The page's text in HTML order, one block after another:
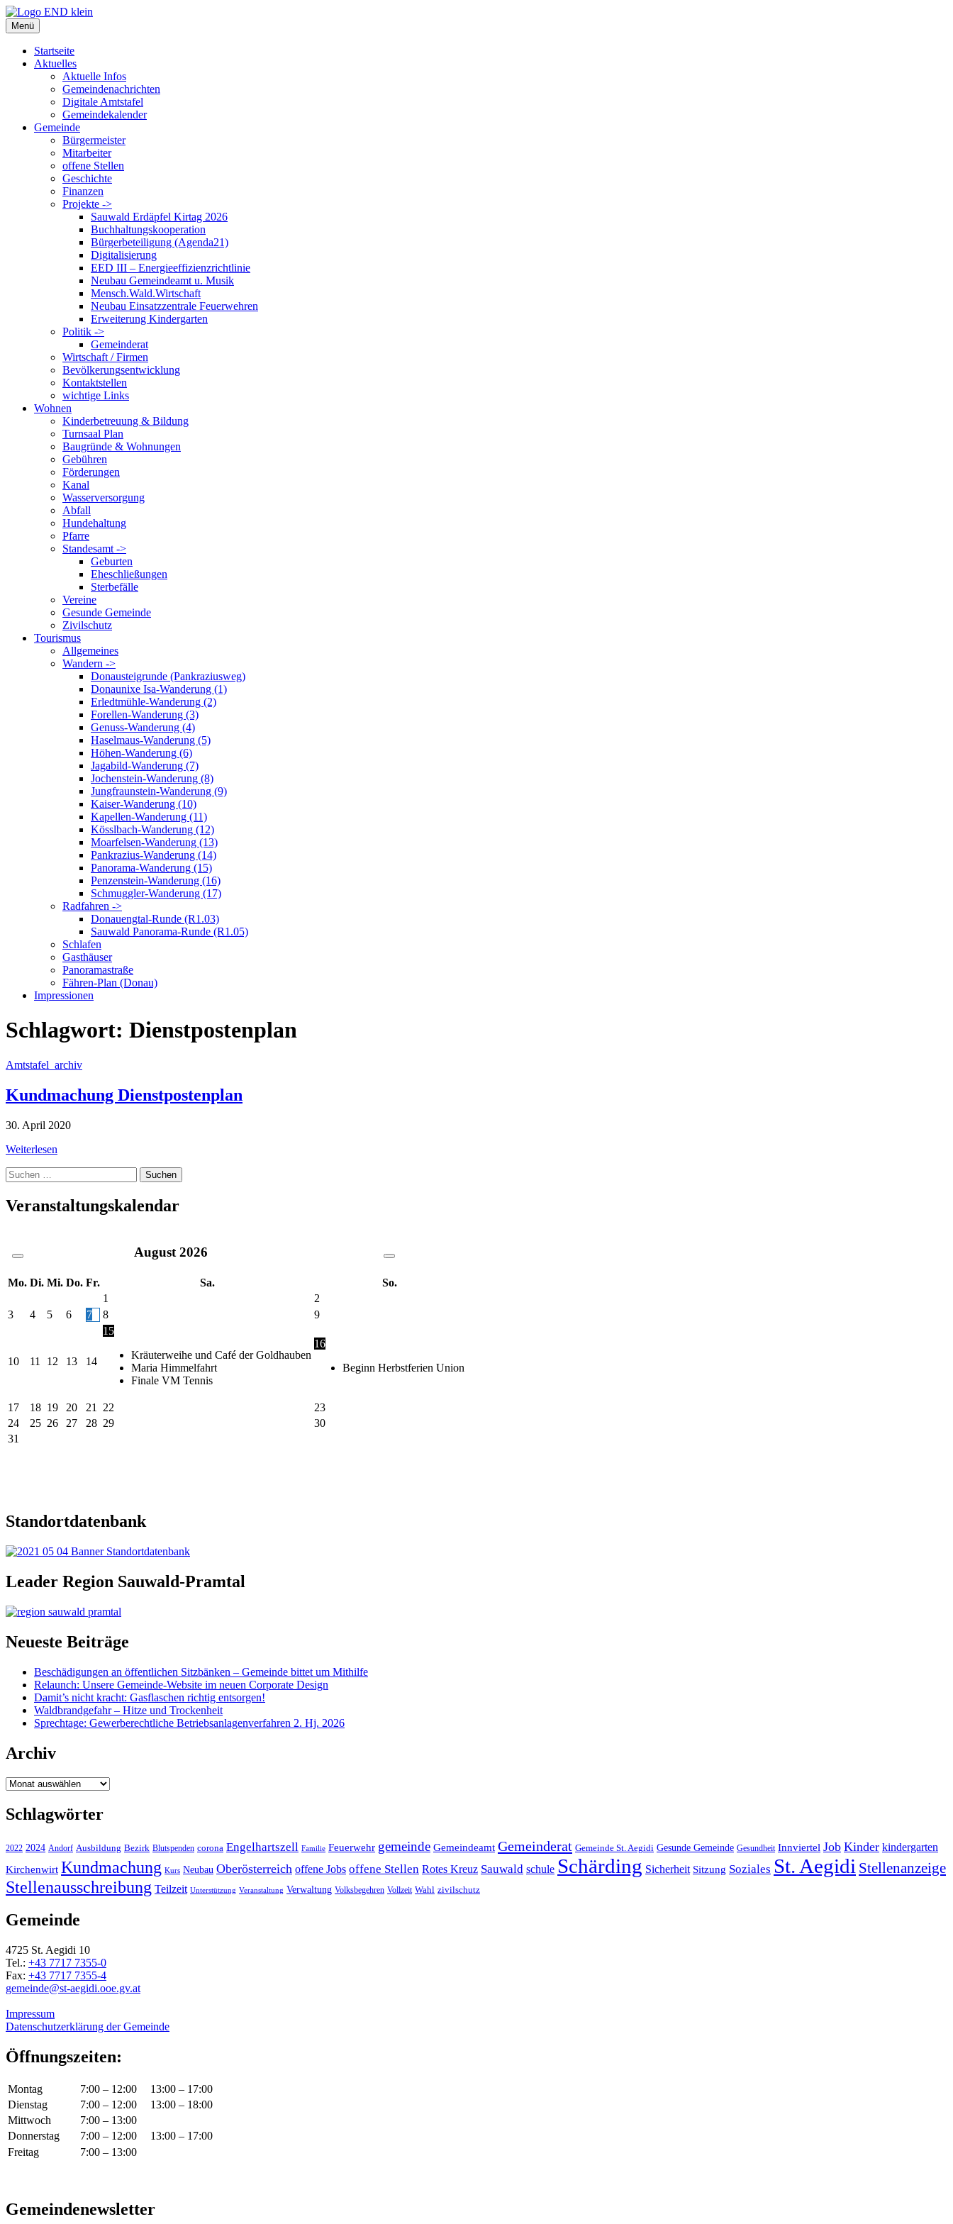
Zum
Inhalt
springen
Menü
Startseite
Aktuelles
Aktuelle Infos
Gemeindenachrichten
Digitale Amtstafel
Gemeindekalender
Gemeinde
Bürgermeister
Mitarbeiter
offene Stellen
Geschichte
Finanzen
Projekte ->
Sauwald Erdäpfel Kirtag 2026
Buchhaltungskooperation
Bürgerbeteiligung (Agenda21)
Digitalisierung
EED III – Energieeffizienzrichtlinie
Neubau Gemeindeamt u. Musik
Mensch.Wald.Wirtschaft
Neubau Einsatzzentrale Feuerwehren
Erweiterung Kindergarten
Politik ->
Gemeinderat
Wirtschaft / Firmen
Bevölkerungsentwicklung
Kontaktstellen
wichtige Links
Wohnen
Kinderbetreuung & Bildung
Turnsaal Plan
Baugründe & Wohnungen
Gebühren
Förderungen
Kanal
Wasserversorgung
Abfall
Hundehaltung
Pfarre
Standesamt ->
Geburten
Eheschließungen
Sterbefälle
Vereine
Gesunde Gemeinde
Zivilschutz
Tourismus
Allgemeines
Wandern ->
Donausteigrunde (Pankraziusweg)
Donaunixe Isa-Wanderung (1)
Erledtmühle-Wanderung (2)
Forellen-Wanderung (3)
Genuss-Wanderung (4)
Haselmaus-Wanderung (5)
Höhen-Wanderung (6)
Jagabild-Wanderung (7)
Jochenstein-Wanderung (8)
Jungfraunstein-Wanderung (9)
Kaiser-Wanderung (10)
Kapellen-Wanderung (11)
Kösslbach-Wanderung (12)
Moarfelsen-Wanderung (13)
Pankrazius-Wanderung (14)
Panorama-Wanderung (15)
Penzenstein-Wanderung (16)
Schmuggler-Wanderung (17)
Radfahren ->
Donauengtal-Runde (R1.03)
Sauwald Panorama-Runde (R1.05)
Schlafen
Gasthäuser
Panoramastraße
Fähren-Plan (Donau)
Impressionen
Schlagwort: Dienstpostenplan
Amtstafel_archiv
Kundmachung Dienstpostenplan
30. April 2020
Weiterlesen
Suche
nach:
Veranstaltungskalendar
August 2026
Mo. Di. Mi. Do. Fr. Sa.
So.
1
2
3
4 5 6 7 8 9
10 11 12 13 14
15
Kräuterweihe und Café der Goldhauben
Maria Himmelfahrt
Finale VM Tennis
16
Beginn Herbstferien Union
17 18 19 20 21 22
23
24
25 26 27 28 29
30
31
Standortdatenbank
Leader Region Sauwald-Pramtal
Neueste Beiträge
Beschädigungen an öffentlichen Sitzbänken – Gemeinde bittet um Mithilfe
Relaunch: Unsere Gemeinde-Website im neuen Corporate Design
Damit’s nicht kracht: Gasflaschen richtig entsorgen!
Waldbrandgefahr – Hitze und Trockenheit
Sprechtage: Gewerberechtliche Betriebsanlagenverfahren 2. Hj. 2026
Archiv
Archiv
Schlagwörter
2022 2024 Andorf Ausbildung Bezirk Blutspenden corona Engelhartszell Familie Feuerwehr gemeinde Gemeindeamt Gemeinderat Gemeinde St. Aegidi Gesunde Gemeinde Gesundheit Innviertel Job Kinder kindergarten
Kirchenwirt Kundmachung Kurs Neubau Oberösterreich offene Jobs offene Stellen Rotes Kreuz Sauwald schule Schärding Sicherheit Sitzung Soziales St. Aegidi Stellenanzeige
Stellenausschreibung Teilzeit Unterstützung Veranstaltung Verwaltung Volksbegehren Vollzeit Wahl zivilschutz
Gemeinde
4725 St. Aegidi 10
Tel.: +43 7717 7355-0
Fax: +43 7717 7355-4
gemeinde@st-aegidi.ooe.gv.at
Impressum
Datenschutzerklärung der Gemeinde
Öffnungszeiten:
Montag 7:00 – 12:00
13:00 – 17:00
Dienstag
7:00 – 12:00
13:00 – 18:00
Mittwoch
7:00 – 13:00
Donnerstag
7:00 – 12:00
13:00 – 17:00
Freitag
7:00 – 13:00
Gemeindenewsletter